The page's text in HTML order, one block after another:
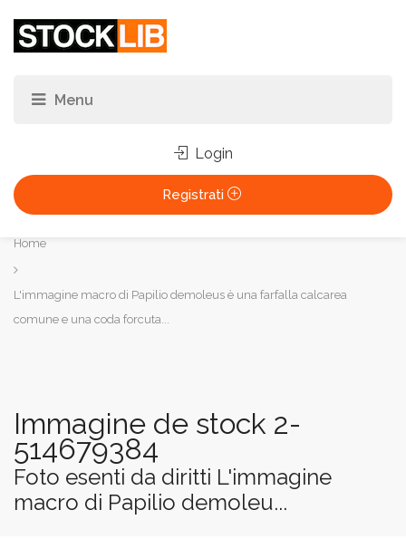
Login
Registrati
Tu
sei
qui:
Home
L'immagine macro di Papilio demoleus è una farfalla calcarea
comune e una coda forcuta...
Immagine de stock 2-
514679384
Foto esenti da diritti L'immagine
macro di Papilio demoleu...